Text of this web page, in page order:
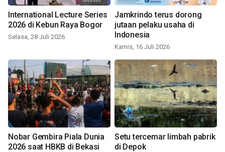
International Lecture Series
2026 di Kebun Raya Bogor
Selasa, 28 Juli 2026
Jamkrindo terus dorong
jutaan pelaku usaha di
Indonesia
Kamis, 16 Juli 2026
Nobar Gembira Piala Dunia
2026 saat HBKB di Bekasi
Setu tercemar limbah pabrik
di Depok